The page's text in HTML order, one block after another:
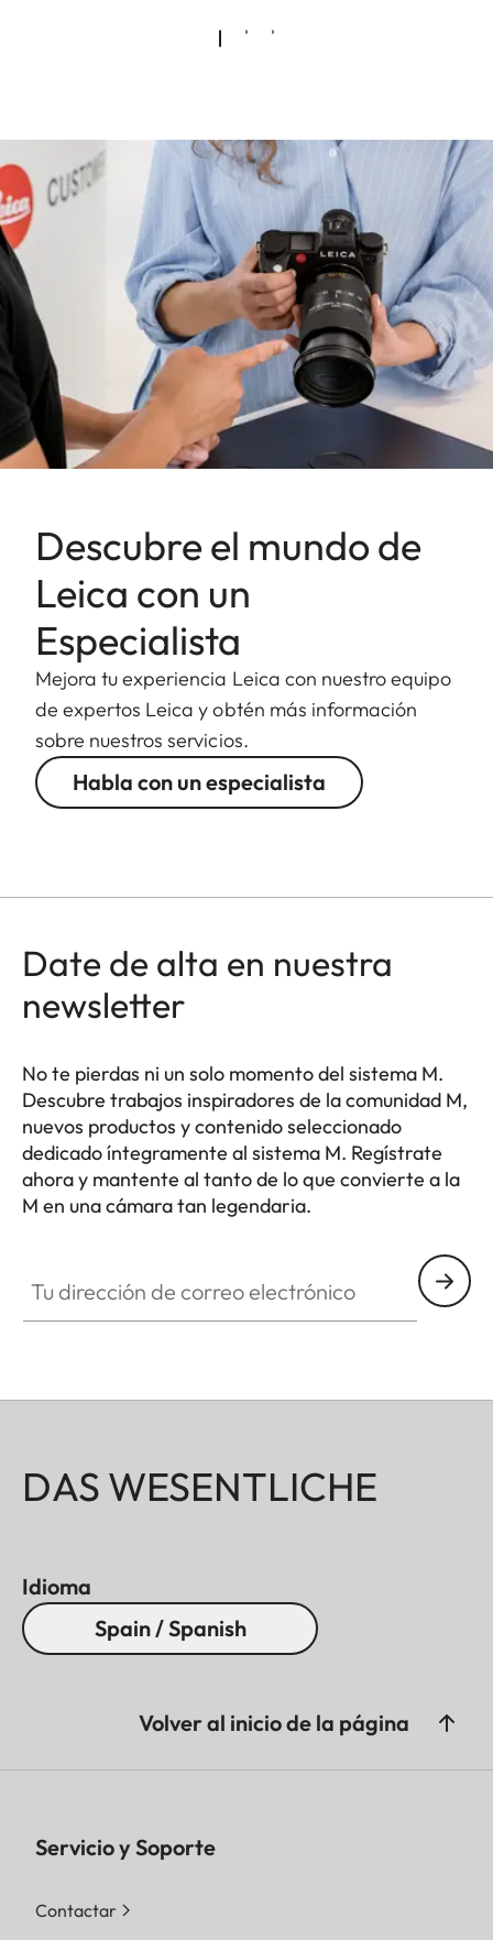
Descubre el mundo de
Leica con un
Especialista
Mejora tu experiencia Leica con nuestro equipo
de expertos Leica y obtén más información
sobre nuestros servicios.
Habla con un especialista
Date de alta en nuestra
newsletter
No te pierdas ni un solo momento del sistema M.
Descubre trabajos inspiradores de la comunidad M,
nuevos productos y contenido seleccionado
dedicado íntegramente al sistema M. Regístrate
ahora y mantente al tanto de lo que convierte a la
M en una cámara tan legendaria.
DAS WESENTLICHE
Idioma
Spain / Spanish
Volver al inicio de la página
Servicio y Soporte
Contactar